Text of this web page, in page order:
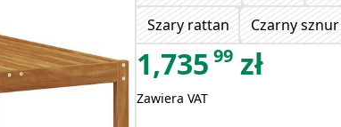
Szary rattan
Czarny sznur
1,735 99 zł
Zawiera VAT